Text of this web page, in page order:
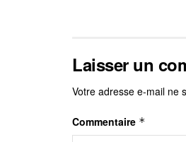
Laisser un
Votre adresse e-mail ne
Commentaire *